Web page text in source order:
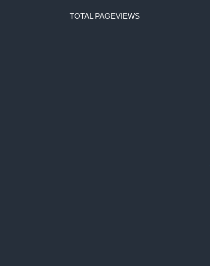
TOTAL PAGEVIEWS